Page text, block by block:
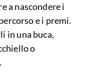
a nascondere i
e i premi.
in una buca,
o